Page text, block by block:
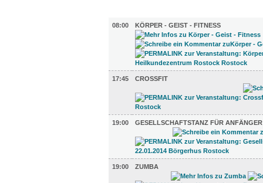
08:00
KÖRPER - GEIST - FITNESS
17:45 CROSSFIT
19:00 GESELLSCHAFTSTANZ FÜR ANFÄNGER
19:00 ZUMBA